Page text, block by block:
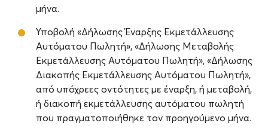
μήνα.
Υποβολή «Δήλωσης Έναρξης Εκμετάλλευσης
Αυτόματου Πωλητή», «Δήλωσης Μεταβολής
Εκμετάλλευσης Αυτόματου Πωλητή», «Δήλωσης
Διακοπής Εκμετάλλευσης Αυτόματου Πωλητή»,
από υπόχρεες οντότητες με έναρξη, ή μεταβολή,
ή διακοπή εκμετάλλευσης αυτόματου πωλητή
που πραγματοποιήθηκε τον προηγούμενο μήνα.